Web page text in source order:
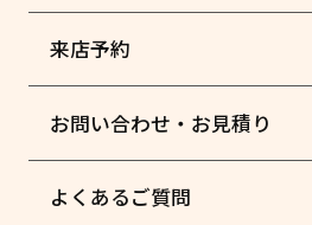
来店予約
お問い合わせ・お見積り
よくあるご質問